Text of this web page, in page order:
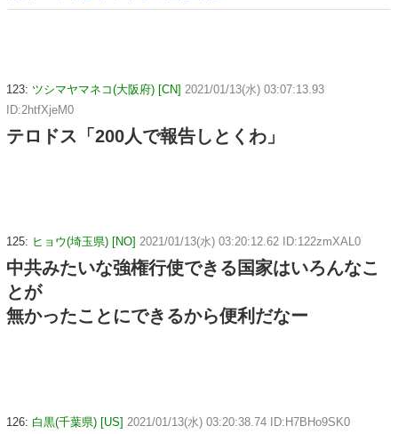
123: ツシマヤマネコ(大阪府) [CN] 2021/01/13(水) 03:07:13.93
ID:2htfXjeM0
テロドス「200人で報告しとくわ」
125: ヒョウ(埼玉県) [NO] 2021/01/13(水) 03:20:12.62 ID:122zmXAL0
中共みたいな強権行使できる国家はいろんなこ
とが
無かったことにできるから便利だなー
126: 白黒(千葉県) [US] 2021/01/13(水) 03:20:38.74 ID:H7BHo9SK0